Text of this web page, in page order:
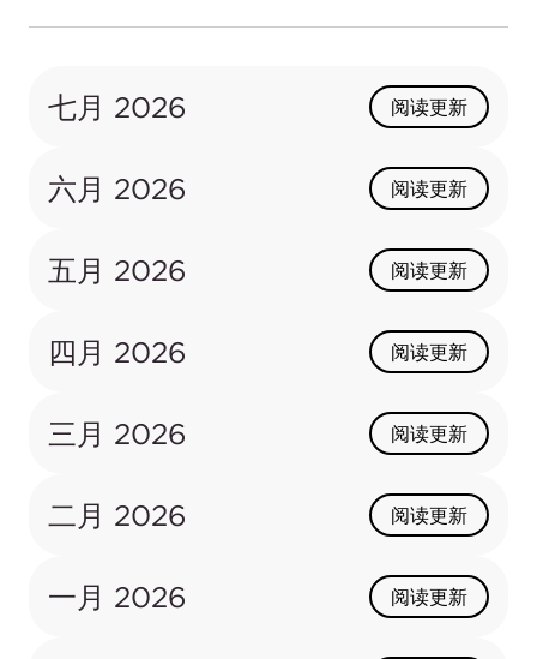
七月 2026 阅读更新
六月 2026 阅读更新
五月 2026 阅读更新
四月 2026 阅读更新
三月 2026 阅读更新
二月 2026 阅读更新
一月 2026 阅读更新